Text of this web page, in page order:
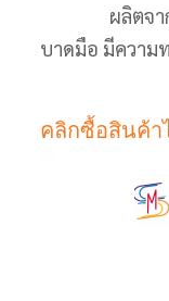
ผลิตจากพล
บาดมือ มีความ
คลิกซื้อสินค้า